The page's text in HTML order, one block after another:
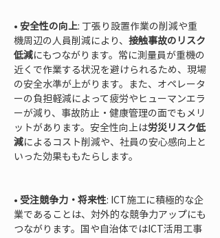
• 安全性の向上: 丁張り設置作業の削減や重
機周辺の人員削減により、 接触事故のリスク
低減にもつながります。常に測量員が重機の
近くで作業する状況を避けられるため、現場
の安全水準が上がります。また、オペレータ
ーの負担軽減によって疲労やヒューマンエラ
ーが減り、事故防止・健康管理の面でもメリ
ットがあります。安全性向上は労災リスク低
減によるコスト削減や、社員の安心感向上と
いった効果ももたらします。
• 受注競争力・将来性: ICT施工に積極的な企
業であることは、対外的な競争力アップにも
つながります。国や自治体ではICT活用工事